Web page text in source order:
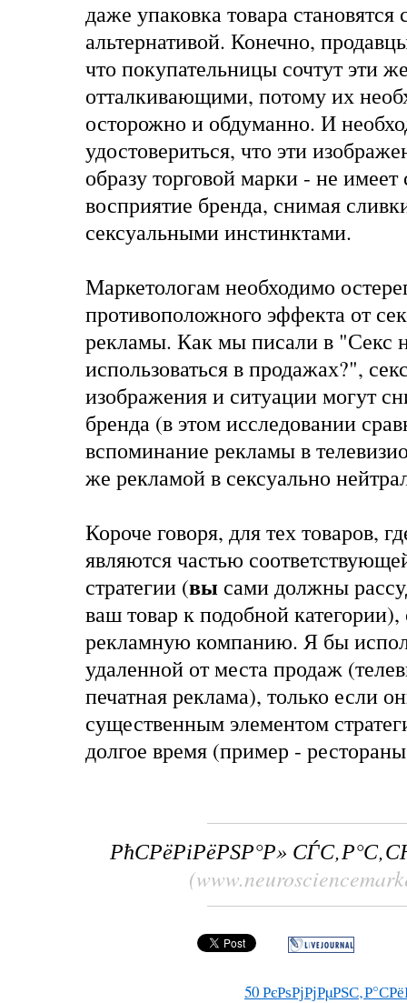
даже упаковка товара становятся
альтернативой. Конечно,
что покупательницы сочтут эти
отталкивающими, потому их
осторожно и обдуманно. И
удостовериться, что эти
образу торговой марки - не
восприятие бренда, снимая
сексуальными инстинктами.
Маркетологам необходимо
противоположного эффекта от
рекламы. Как мы писали в "Секс
использоваться в продажах?",
изображения и ситуации могут
бренда (в этом исследовании
вспоминание рекламы в
же рекламой в сексуально
Короче говоря, для тех товаров,
являются частью
стратегии (вы сами должны
ваш товар к подобной
рекламную компанию. Я бы
удаленной от места продаж
печатная реклама), только если
существенным элементом
долгое время (пример -
РћСРёРіРёРЅР°Р»
50